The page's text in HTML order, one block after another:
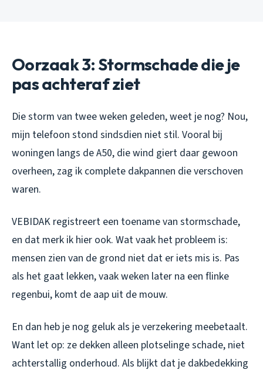
Oorzaak 3: Stormschade die je
pas achteraf ziet
Die storm van twee weken geleden, weet je nog? Nou,
mijn telefoon stond sindsdien niet stil. Vooral bij
woningen langs de A50, die wind giert daar gewoon
overheen, zag ik complete dakpannen die verschoven
waren.
VEBIDAK registreert een toename van stormschade,
en dat merk ik hier ook. Wat vaak het probleem is:
mensen zien van de grond niet dat er iets mis is. Pas
als het gaat lekken, vaak weken later na een flinke
regenbui, komt de aap uit de mouw.
En dan heb je nog geluk als je verzekering meebetaalt.
Want let op: ze dekken alleen plotselinge schade, niet
achterstallig onderhoud. Als blijkt dat je dakbedekking